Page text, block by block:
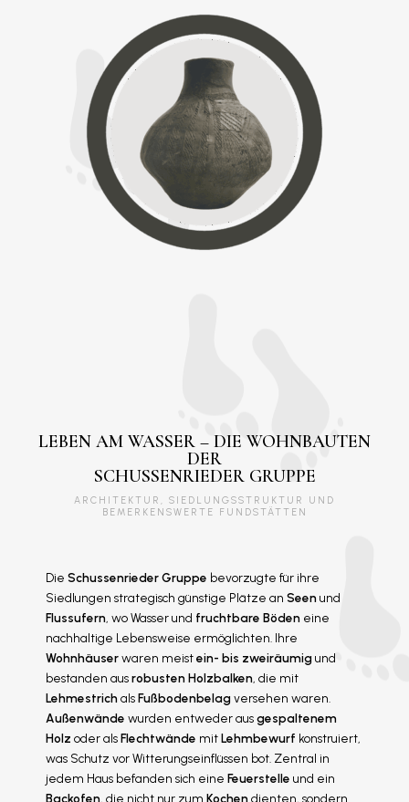
LEBEN AM WASSER – DIE WOHNBAUTEN
DER
SCHUSSENRIEDER GRUPPE
ARCHITEKTUR, SIEDLUNGSSTRUKTUR UND
BEMERKENSWERTE FUNDSTÄTTEN
Die Schussenrieder Gruppe bevorzugte für ihre
Siedlungen strategisch günstige Plätze an Seenund
Flussufern, wo Wasser und fruchtbare Böden eine
nachhaltige Lebensweise ermöglichten. Ihre
Wohnhäuserwaren meistein- bis zweiräumigund
bestanden ausrobusten Holzbalken, die mit
LehmestrichalsFußbodenbelagversehen waren.
Außenwände wurden entweder ausgespaltenem
Holz oder alsFlechtwände mitLehmbewurf konstruiert,
was Schutz vor Witterungseinflüssen bot. Zentral in
jedem Haus befanden sich eine Feuerstelle und ein
Backofen, die nicht nur zum Kochendienten, sondern